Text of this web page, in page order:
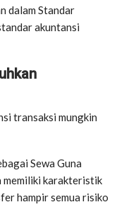
dalam Standar
akuntansi
transaksi mungkin
Sewa Guna
memiliki karakteristik
hampir semua risiko